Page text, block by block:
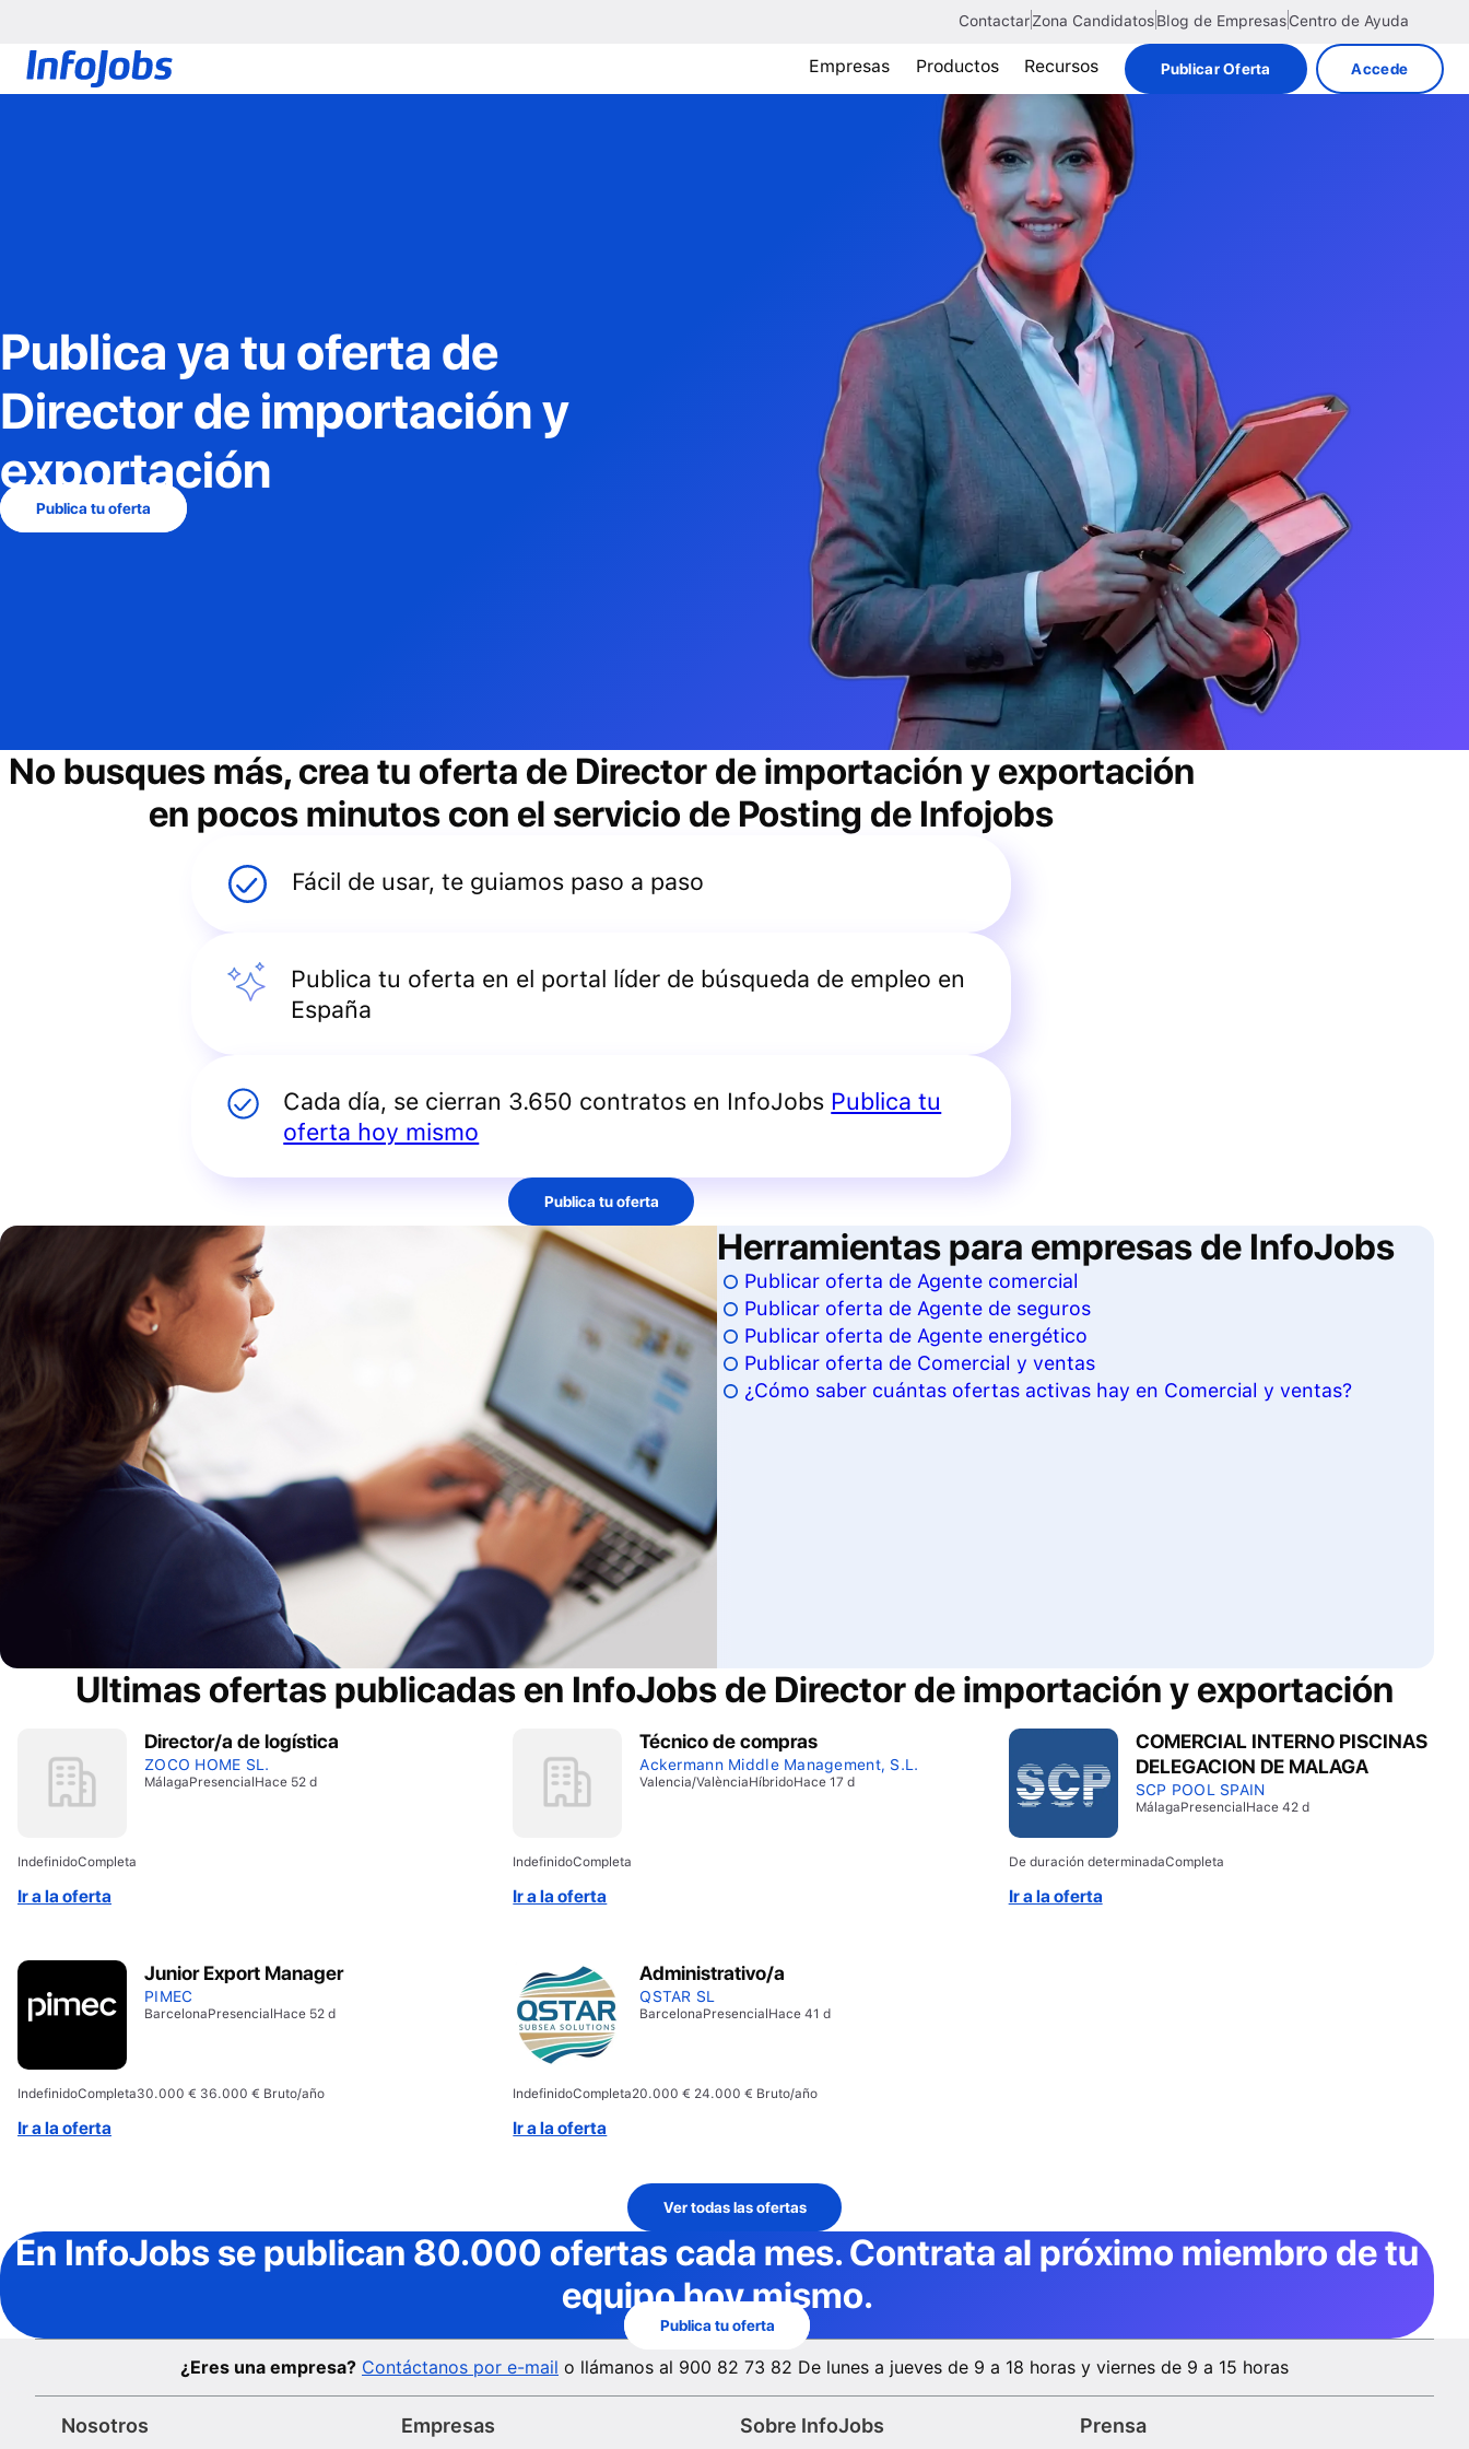
ContactarZona CandidatosBlog de EmpresasCentro de Ayuda
Empresas Productos Recursos Publicar Oferta Accede
Publica ya tu oferta de
Director de importación y
exportación
Publica tu oferta
No busques más, crea tu oferta de Director de importación y exportación
en pocos minutos con el servicio de Posting de Infojobs
Fácil de usar, te guiamos paso a paso
Publica tu oferta en el portal líder de búsqueda de empleo en
España
Cada día, se cierran 3.650 contratos en InfoJobs Publica tu
oferta hoy mismo
Publica tu oferta
Herramientas para empresas de InfoJobs
Publicar oferta de Agente comercial
Publicar oferta de Agente de seguros
Publicar oferta de Agente energético
Publicar oferta de Comercial y ventas
¿Cómo saber cuántas ofertas activas hay en Comercial y ventas?
Ultimas ofertas publicadas en InfoJobs de Director de importación y exportación
Director/a de logística
ZOCO HOME SL.
MálagaPresencialHace 52 d
IndefinidoCompleta
Ir a la oferta
Técnico de compras
Ackermann Middle Management, S.L.
Valencia/ValènciaHíbridoHace 17 d
IndefinidoCompleta
Ir a la oferta
COMERCIAL INTERNO PISCINAS
DELEGACION DE MALAGA
SCP POOL SPAIN
MálagaPresencialHace 42 d
De duración determinadaCompleta
Ir a la oferta
Junior Export Manager
PIMEC
BarcelonaPresencialHace 52 d
IndefinidoCompleta30.000 € 36.000 € Bruto/año
Ir a la oferta
Administrativo/a
QSTAR SL
BarcelonaPresencialHace 41 d
IndefinidoCompleta20.000 € 24.000 € Bruto/año
Ir a la oferta
Ver todas las ofertas
En InfoJobs se publican 80.000 ofertas cada mes. Contrata al próximo miembro de tu
equipo hoy mismo.
Publica tu oferta
¿Eres una empresa? Contáctanos por e-mail o llámanos al 900 82 73 82 De lunes a jueves de 9 a 18 horas y viernes de 9 a 15 horas
Nosotros Empresas Sobre InfoJobs Prensa